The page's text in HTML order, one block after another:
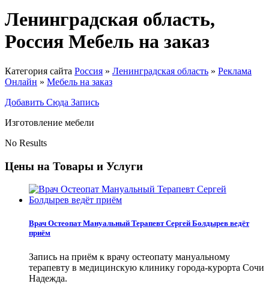
Ленинградская область,
Россия Мебель на заказ
Категория сайта Россия » Ленинградская область » Реклама
Онлайн » Мебель на заказ
Добавить Сюда Запись
Изготовление мебели
No Results
Цены на Товары и Услуги
Врач Остеопат Мануальный Терапевт Сергей Болдырев ведёт
приём
Запись на приём к врачу остеопату мануальному
терапевту в медицинскую клинику города-курорта Сочи
Надежда.